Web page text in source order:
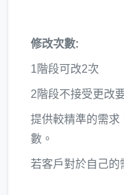
修改次數:
1階段可改2次
2階段不接受更改
提供較精準的需求
數。
若客戶對於自己的